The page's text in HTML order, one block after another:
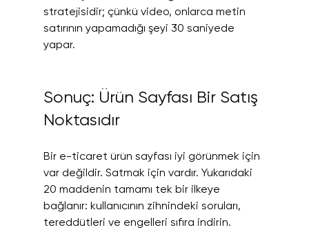
stratejisidir; çünkü video, onlarca metin
satırının yapamadığı şeyi 30 saniyede
yapar.
Sonuç: Ürün Sayfası Bir Satış
Noktasıdır
Bir e-ticaret ürün sayfası iyi görünmek için
var değildir. Satmak için vardır. Yukarıdaki
20 maddenin tamamı tek bir ilkeye
bağlanır: kullanıcının zihnindeki soruları,
tereddütleri ve engelleri sıfıra indirin.